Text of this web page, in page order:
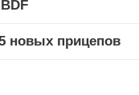
новых прицепов